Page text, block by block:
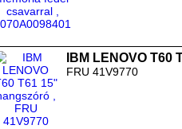
IBM LENOVO
FRU 41V9770